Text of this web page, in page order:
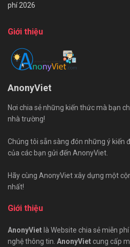
phí 2026
Giới thiệu
AnonyViet
Nơi chia sẻ những kiến thức mà bạn
nhà trường!
Chúng tôi sẵn sàng đón những ý kiến
của các bạn gửi đến AnonyViet.
Hãy cùng AnonyViet xây dựng một
nhất!
Giới thiệu
AnonyViet là Website chia sẻ miễn
nghệ thông tin. AnonyViet cung cấp